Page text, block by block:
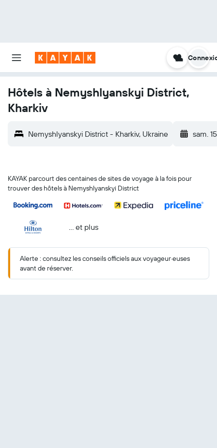
Hôtels à Nemyshlyanskyi District,
Kharkiv
Nemyshlyanskyi District - Kharkiv, Ukraine sam.
KAYAK parcourt des centaines de sites de voyage à la fois pour
trouver des hôtels à Nemyshlyanskyi District
… et plus
Alerte : consultez les conseils officiels aux voyageur·euses
avant de réserver.